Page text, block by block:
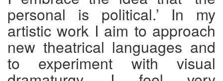
personal is political.’ In my
artistic work I aim to approach
new theatrical languages and
to experiment with visual